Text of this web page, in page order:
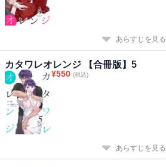
あらすじを見る
カタワレオレンジ 【合冊版】5
¥550 (税込)
あらすじを見る